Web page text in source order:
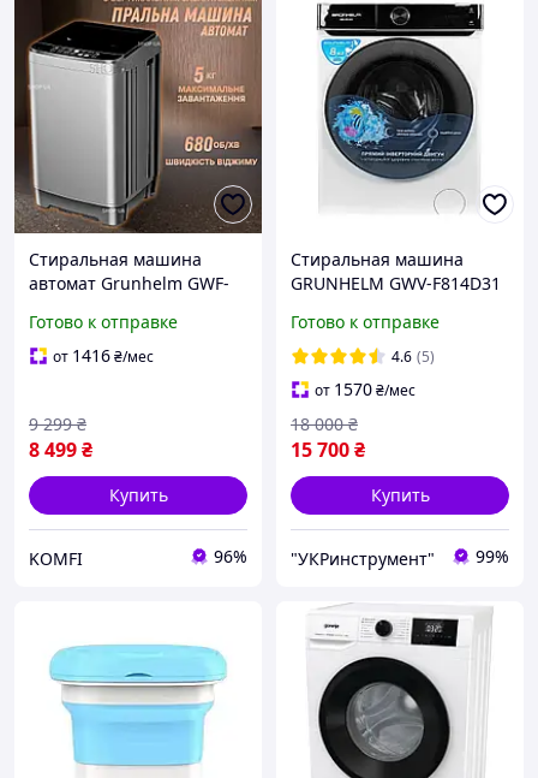
Стиральная машина
автомат Grunhelm GWF-
машина с вертикальной
загрузкой
Готово к отправке
от 1416₴/мес
8 499₴
9 299 ₴
Купить
KOMFI 96%
Стиральная машина
GRUNHELM GWV-F814D31
Готово к отправке
4.6 (5)
от 1570₴/мес
15 700₴
18 000 ₴
Купить
"УКРинструмент" 99%